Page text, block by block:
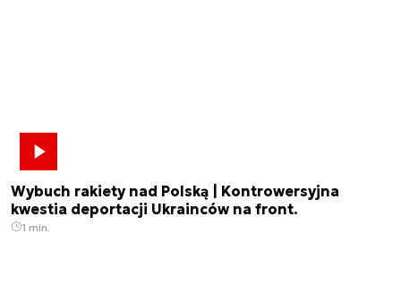
Wybuch rakiety nad Polską | Kontrowersyjna
kwestia deportacji Ukrainców na front.
1 min.